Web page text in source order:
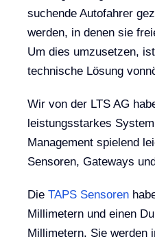
suchende Autofahrer
werden, in denen sie
Um dies umzusetzen,
technische Lösung
Wir von der LTS AG
leistungsstarkes
Management spielend
Sensoren, Gateways
Die TAPS Sensoren
Millimetern und einen
Millimetern. Sie werden